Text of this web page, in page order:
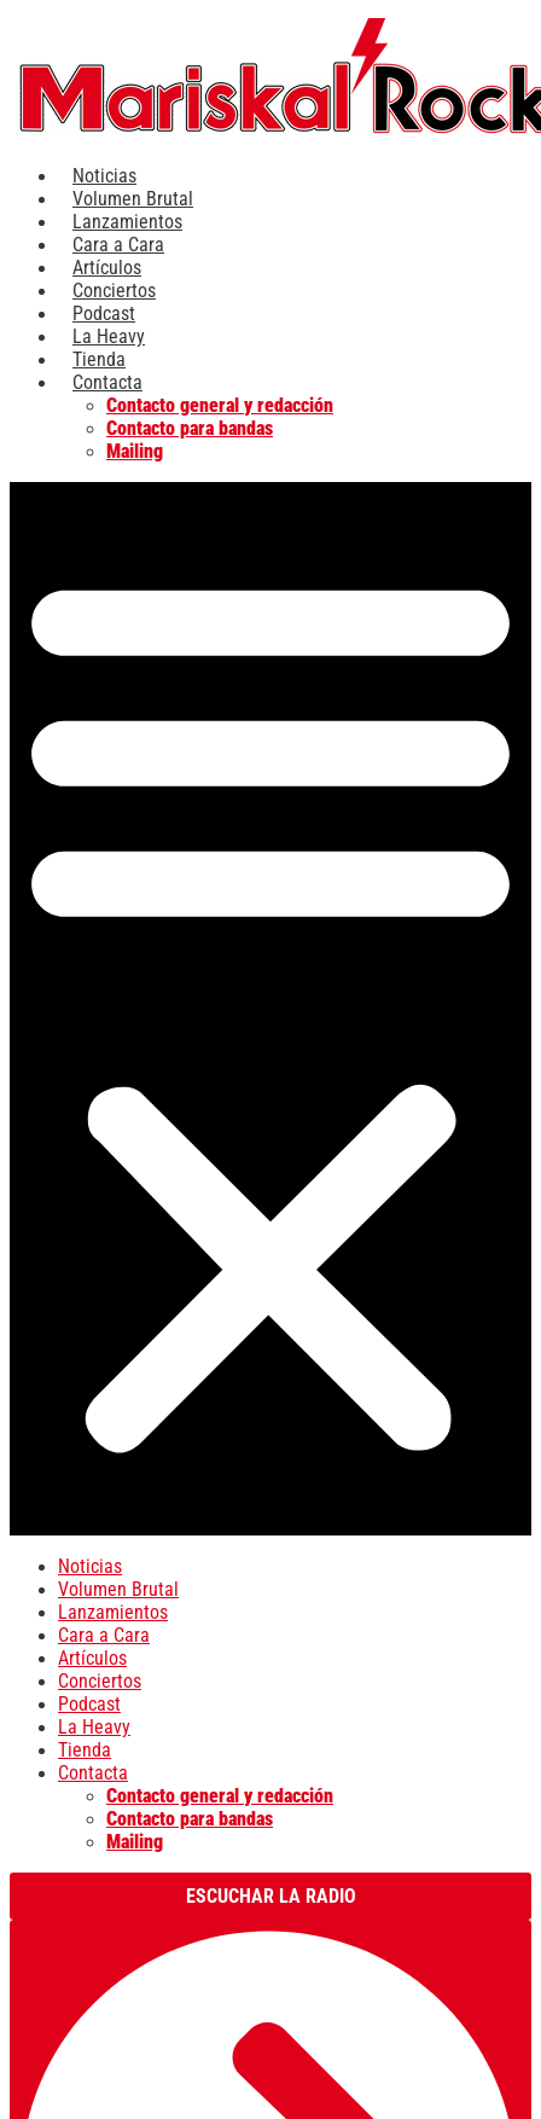
contenido
Noticias
Volumen Brutal
Lanzamientos
Cara a Cara
Artículos
Conciertos
Podcast
La Heavy
Tienda
Contacta
Contacto general y redacción
Contacto para bandas
Mailing
Noticias
Volumen Brutal
Lanzamientos
Cara a Cara
Artículos
Conciertos
Podcast
La Heavy
Tienda
Contacta
Contacto general y redacción
Contacto para bandas
Mailing
ESCUCHAR LA RADIO